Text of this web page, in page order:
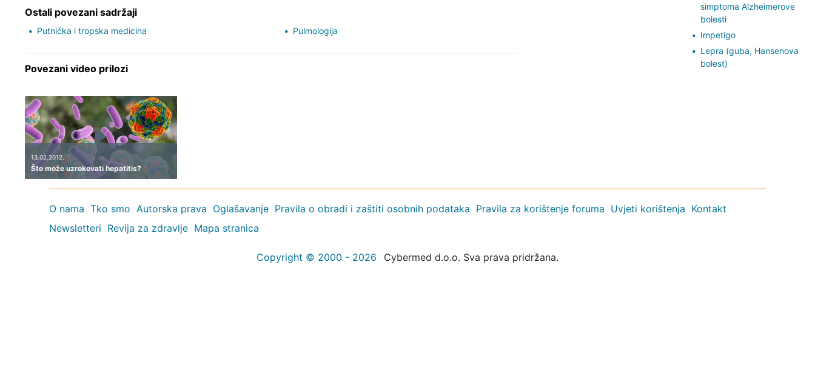
Ostali povezani sadržaji
Putnička i tropska medicina Pulmologija
Povezani video prilozi
13.02.2012.
Što može uzrokovati hepatitis?
simptoma Alzheimerove
bolesti
Impetigo
Lepra (guba, Hansenova
bolest)
O nama Tko smo Autorska prava Oglašavanje Pravila o obradi i zaštiti osobnih podataka Pravila za korištenje foruma Uvjeti korištenja Kontakt
Newsletteri Revija za zdravlje Mapa stranica
Copyright © 2000 - 2026 Cybermed d.o.o. Sva prava pridržana.